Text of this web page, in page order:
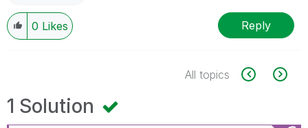
0 Likes Reply
All topics
1 Solution